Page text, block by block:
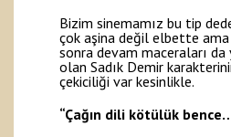
Bizim sinemamız bu tip
çok aşina değil elbette ama
sonra devam maceraları da
olan Sadık Demir
çekiciliği var kesinlikle.
“Çağın dili kötülük